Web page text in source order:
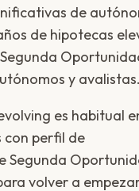
de
de hipotecas
y avalistas.
es habitual
con perfil de
Segunda
volver a